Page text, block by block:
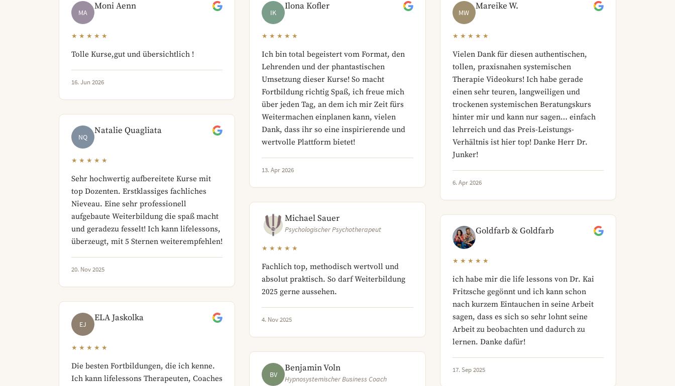
MA
Moni Aenn
★★★★★
Tolle Kurse,gut und übersichtlich !
16. Jun 2026
IK
Ilona Kofler
★★★★★
Ich bin total begeistert vom Format, den
Lehrenden und der phantastischen
Umsetzung dieser Kurse! So macht
Fortbildung richtig Spaß, ich freue mich
über jeden Tag, an dem ich mir Zeit fürs
Weitermachen einplanen kann, vielen
Dank, dass ihr so eine inspirierende und
wertvolle Plattform bietet!
13. Apr 2026
MW
Mareike W.
★★★★★
Vielen Dank für diesen authentischen,
tollen, praxisnahen systemischen
Therapie Videokurs! Ich habe gerade
einen sehr teuren, langweiligen und
trockenen systemischen Beratungskurs
hinter mir und kann nur sagen… einfach
lehrreich und das Preis-Leistungs-
Verhältnis ist hier top! Danke Herr Dr.
Junker!
6. Apr 2026
NQ
Natalie Quagliata
★★★★★
Sehr hochwertig aufbereitete Kurse mit
top Dozenten. Erstklassiges fachliches
Nieveau. Eine sehr professionell
aufgebaute Weiterbildung die spaß macht
und geradezu fesselt! Ich kann lifelessons,
überzeugt, mit 5 Sternen weiterempfehlen!
20. Nov 2025
Michael Sauer
Psychologischer Psychotherapeut
★★★★★
Fachlich top, methodisch wertvoll und
absolut praktisch. So darf Weiterbildung
2025 gerne aussehen.
4. Nov 2025
Goldfarb & Goldfarb
★★★★★
ich habe mir die life lessons von Dr. Kai
Fritzsche gegönnt und ich kann schon
nach kurzem Eintauchen in seine Arbeit
sagen, dass es sich so sehr lohnt seine
Arbeit zu beobachten und dadurch zu
lernen. Danke dafür!
17. Sep 2025
EJ
ELA Jaskolka
★★★★★
Die besten Fortbildungen, die ich kenne.
Ich kann lifelessons Therapeuten, Coaches
BV
Benjamin Voln
Hypnosystemischer Business Coach